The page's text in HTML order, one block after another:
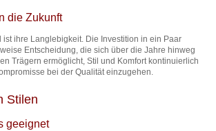
die Zukunft
ist ihre Langlebigkeit. Die Investition in ein Paar
Entscheidung, die sich über die Jahre hinweg
Trägern ermöglicht, Stil und Komfort kontinuierlich
bei der Qualität einzugehen.
Stilen
geeignet